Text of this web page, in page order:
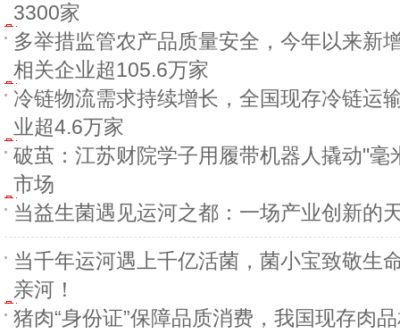
3300家
多举措监管农产品质量安全，今年以来新
相关企业超105.6万家
冷链物流需求持续增长，全国现存冷链运
业超4.6万家
破茧：江苏财院学子用履带机器人撬动"毫
市场
当益生菌遇见运河之都：一场产业创新的
当千年运河遇上千亿活菌，菌小宝致敬生
亲河！
猪肉“身份证”保障品质消费，我国现存肉